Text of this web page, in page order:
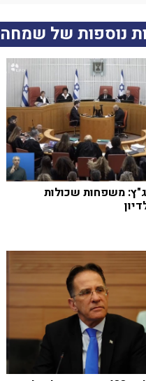
נוספות של
משפחות שכולות